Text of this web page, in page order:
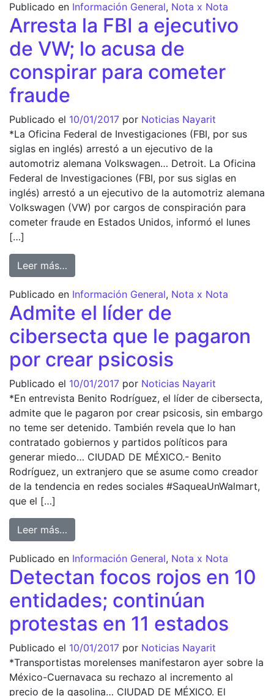
Publicado en Información General, Nota x Nota
Arresta la FBI a ejecutivo
de VW; lo acusa de
conspirar para cometer
fraude
Publicado el 10/01/2017 por Noticias Nayarit
*La Oficina Federal de Investigaciones (FBI, por sus
siglas en inglés) arrestó a un ejecutivo de la
automotriz alemana Volkswagen… Detroit. La Oficina
Federal de Investigaciones (FBI, por sus siglas en
inglés) arrestó a un ejecutivo de la automotriz alemana
Volkswagen (VW) por cargos de conspiración para
cometer fraude en Estados Unidos, informó el lunes
[…]
Leer más…
Publicado en Información General, Nota x Nota
Admite el líder de
cibersecta que le pagaron
por crear psicosis
Publicado el 10/01/2017 por Noticias Nayarit
*En entrevista Benito Rodríguez, el líder de cibersecta,
admite que le pagaron por crear psicosis, sin embargo
no teme ser detenido. También revela que lo han
contratado gobiernos y partidos políticos para
generar miedo… CIUDAD DE MÉXICO.- Benito
Rodríguez, un extranjero que se asume como creador
de la tendencia en redes sociales #SaqueaUnWalmart,
que el […]
Leer más…
Publicado en Información General, Nota x Nota
Detectan focos rojos en 10
entidades; continúan
protestas en 11 estados
Publicado el 10/01/2017 por Noticias Nayarit
*Transportistas morelenses manifestaron ayer sobre la
México-Cuernavaca su rechazo al incremento al
precio de la gasolina… CIUDAD DE MÉXICO. El